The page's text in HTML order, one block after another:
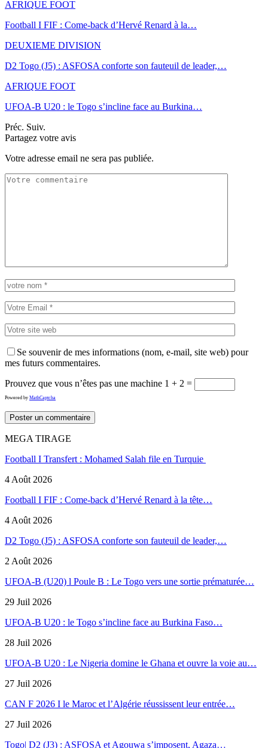
AFRIQUE FOOT
Football I FIF : Come-back d’Hervé Renard à la…
DEUXIEME DIVISION
D2 Togo (J5) : ASFOSA conforte son fauteuil de leader,…
AFRIQUE FOOT
UFOA-B U20 : le Togo s’incline face au Burkina…
Préc. Suiv.
Partagez votre avis
Votre adresse email ne sera pas publiée.
Se souvenir de mes informations (nom, e-mail, site web) pour
mes futurs commentaires.
Prouvez que vous n’êtes pas une machine 1 + 2 =
Powered by MathCaptcha
MEGA TIRAGE
Football I Transfert : Mohamed Salah file en Turquie
4 Août 2026
Football I FIF : Come-back d’Hervé Renard à la tête…
4 Août 2026
D2 Togo (J5) : ASFOSA conforte son fauteuil de leader,…
2 Août 2026
UFOA-B (U20) l Poule B : Le Togo vers une sortie prématurée…
29 Juil 2026
UFOA-B U20 : le Togo s’incline face au Burkina Faso…
28 Juil 2026
UFOA-B U20 : Le Nigeria domine le Ghana et ouvre la voie au…
27 Juil 2026
CAN F 2026 I le Maroc et l’Algérie réussissent leur entrée…
27 Juil 2026
Togo| D2 (J3) : ASFOSA et Agouwa s’imposent, Agaza…